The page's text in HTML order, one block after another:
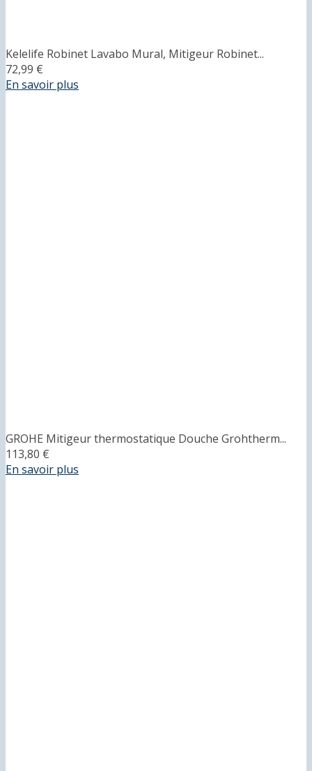
Kelelife Robinet Lavabo Mural, Mitigeur Robinet...
72,99 €
En savoir plus
GROHE Mitigeur thermostatique Douche Grohtherm...
113,80 €
En savoir plus